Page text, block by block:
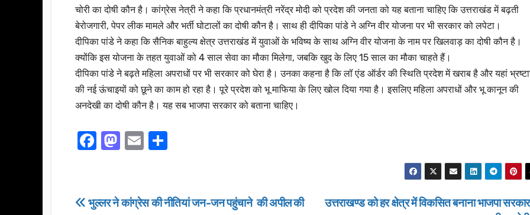
चोरी का दोषी कौन है। कांग्रेस नेत्री ने कहा कि प्रधानमंत्री नरेंद्र मोदी को प्रदेश की जनता को यह बताना चाहिए कि उत्तराखंड में बढ़ती
बेरोजगारी, पेपर लीक मामले और भर्ती घोटालों का दोषी कौन है। साथ ही दीपिका पांडे ने अग्नि वीर योजना पर भी सरकार को लपेटा।
दीपिका पांडे ने कहा कि सैनिक बाहुल्य क्षेत्र उत्तराखंड में युवाओं के भविष्य के साथ अग्नि वीर योजना के नाम पर खिलवाड़ का दोषी कौन है।
क्योंकि इस योजना के तहत युवाओं को 4 साल सेवा का मौका मिलेगा, जबकि खुद के लिए 15 साल का मौका चाहते हैं।
दीपिका पांडे ने बढ़ते महिला अपराधों पर भी सरकार को घेरा है। उनका कहना है कि लॉ एंड ऑर्डर की स्थिति प्रदेश में खराब है और यहां
की नई ऊंचाइयों को छूने का काम हो रहा है। पूरे प्रदेश को भू माफिया के लिए खोल दिया गया है। इसलिए महिला अपराधों और भू कानून की
अनदेखी का दोषी कौन है। यह सब भाजपा सरकार को बताना चाहिए।
F
e
M
o
E
e
Post
उत्तराखण्ड को हर क्षेत्र में विकसित बनाना भाजपा
भुल्लर ने कांग्रेस की नीतियां जन-जन पहुंचाने की अपील की
डीएम सख्त, एक साल पुराने
उत्तराखण्ड उत्तराखण्ड
जन–जन के